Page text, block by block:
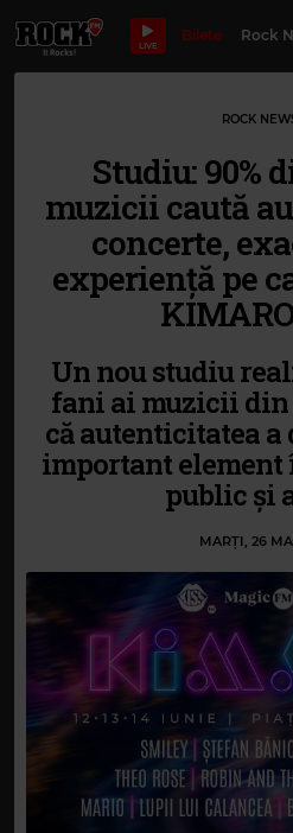
LIVE
Bilete Rock
ROCK
Studiu: 90%
muzicii caută
concerte,
experiență pe
Un nou studiu
fani ai muzicii din
că autenticitatea
important
public și
MARȚI, 26